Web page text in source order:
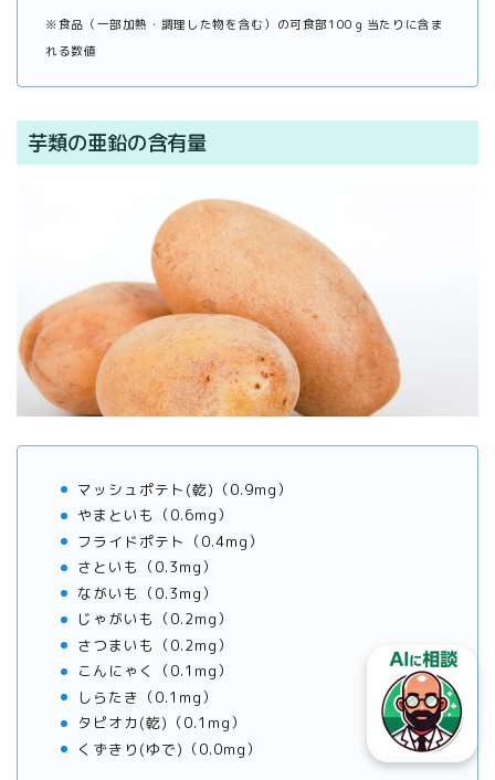
※食品（一部加熱・調理した物を含む）の可食部100ｇ当たりに含ま
れる数値
芋類の亜鉛の含有量
マッシュポテト(乾)（0.9mg）
やまといも（0.6mg）
フライドポテト（0.4mg）
さといも（0.3mg）
ながいも（0.3mg）
じゃがいも（0.2mg）
さつまいも（0.2mg）
こんにゃく（0.1mg）
しらたき（0.1mg）
タピオカ(乾)（0.1mg）
くずきり(ゆで)（0.0mg）